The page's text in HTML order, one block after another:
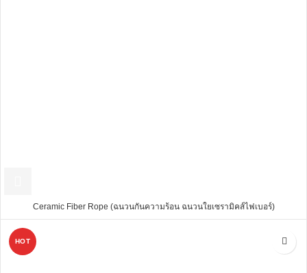
Ceramic Fiber Rope (ฉนวนกันความร้อน ฉนวนใยเซรามิคส์ไฟเบอร์)
HOT